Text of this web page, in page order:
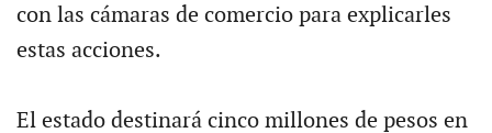
con las cámaras de comercio para explicarles
estas acciones.
El estado destinará cinco millones de pesos en